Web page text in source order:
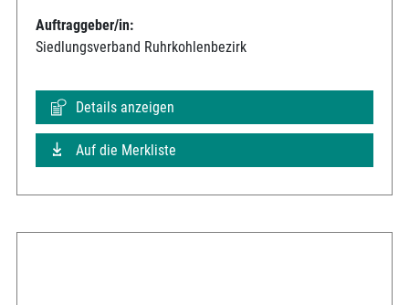
Auftraggeber/in:
Siedlungsverband Ruhrkohlenbezirk
Details anzeigen
Auf die Merkliste